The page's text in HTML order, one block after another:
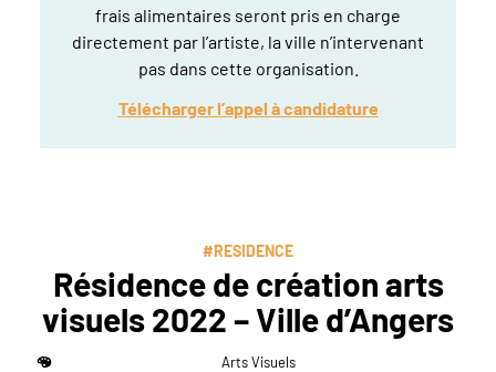
#RESIDENCE
Résidence de création arts
visuels 2022 – Ville d’Angers
Arts Visuels
frais alimentaires seront pris en charge
directement par l’artiste, la ville n’intervenant
pas dans cette organisation.
Télécharger l’appel à candidature